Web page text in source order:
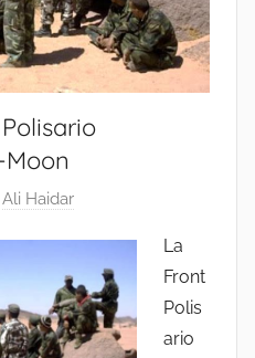
Ali Haidar
La
Front
Polis
ario